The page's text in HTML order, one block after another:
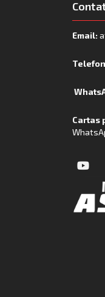
Email:
Cartas